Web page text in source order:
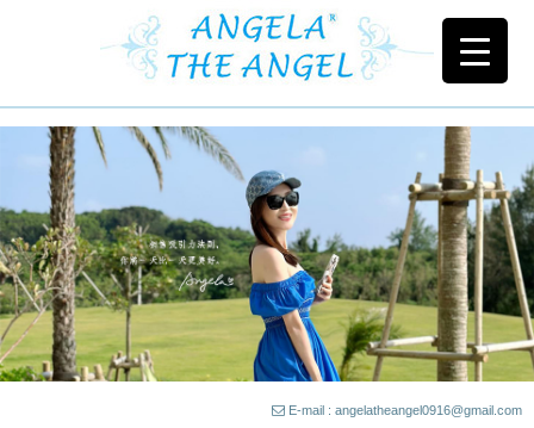
E-mail : angelatheangel0916@gmail.com